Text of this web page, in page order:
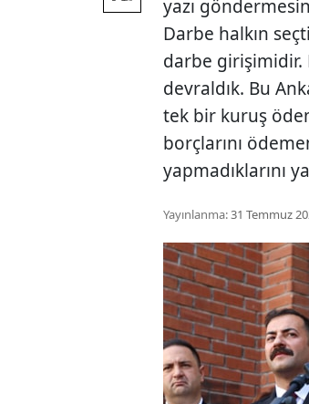
yazı
Darbe halkın
darbe
devraldık. Bu
tek bir kuruş
borçlarını
yapmadıklarını
Yayınlanma:31 Temmuz